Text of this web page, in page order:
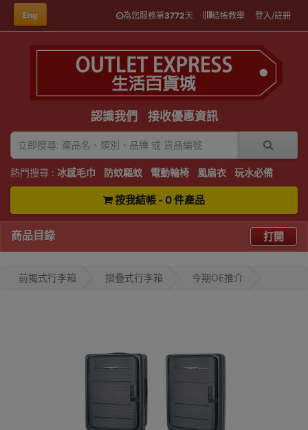
Eng 為您服務第3772天 結帳教學 登入/註冊
認識我們 接收優惠資訊
熱門搜尋 : 冰感毛巾 防蚊驅蚊 電動輪椅 風扇衣 玩水必備
按我結帳 - 0 件產品
商品目錄 打開
前揭式行李箱 摺疊式行李箱 今期OE推介